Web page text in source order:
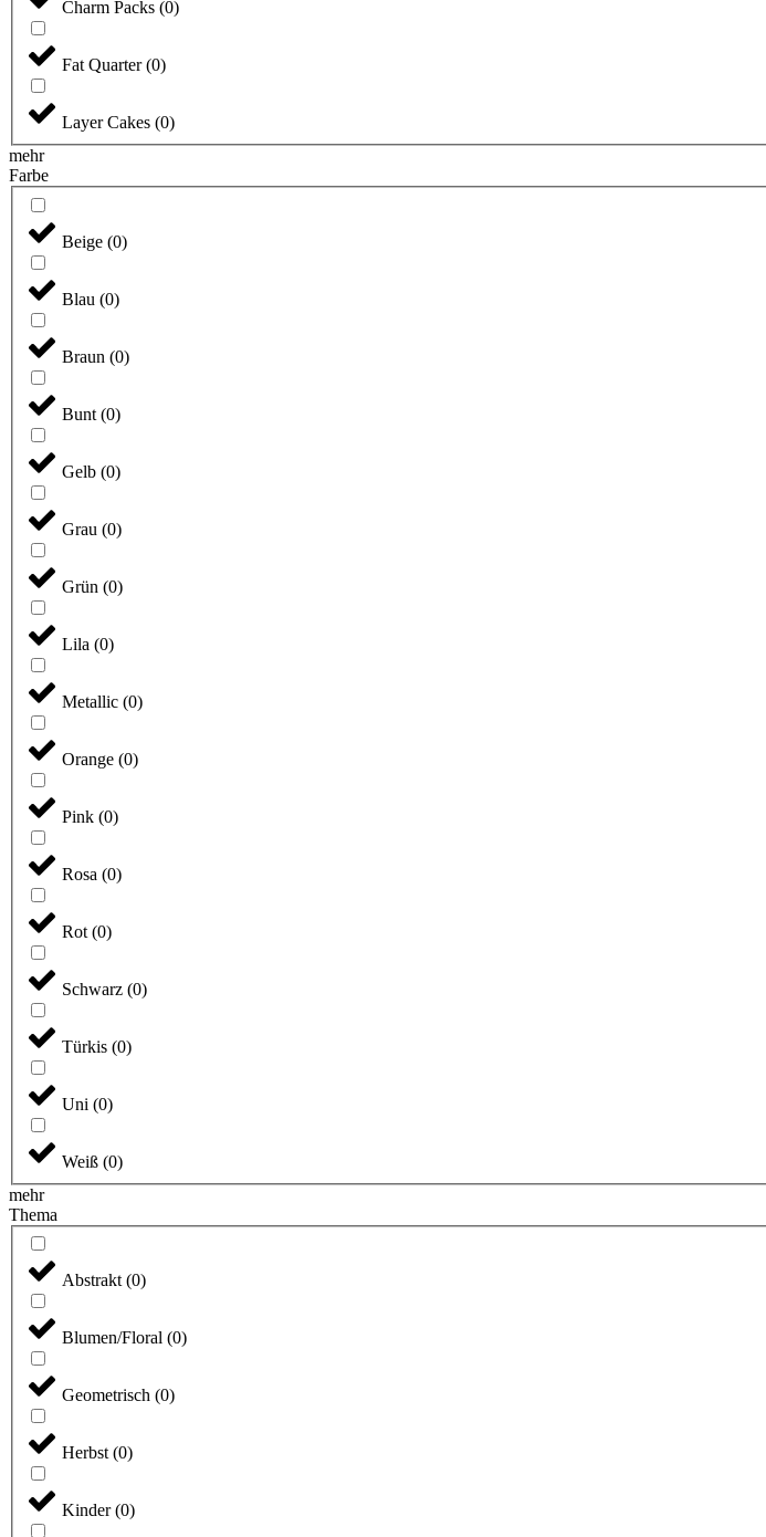
Charm Packs (0)
Fat Quarter (0)
Layer Cakes (0)
mehr
Farbe
Beige (0)
Blau (0)
Braun (0)
Bunt (0)
Gelb (0)
Grau (0)
Grün (0)
Lila (0)
Metallic (0)
Orange (0)
Pink (0)
Rosa (0)
Rot (0)
Schwarz (0)
Türkis (0)
Uni (0)
Weiß (0)
mehr
Thema
Abstrakt (0)
Blumen/Floral (0)
Geometrisch (0)
Herbst (0)
Kinder (0)